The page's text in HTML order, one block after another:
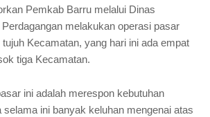
Pemkab Barru melalui Dinas
melakukan operasi pasar
Kecamatan, yang hari ini ada empat
tiga Kecamatan.
ini adalah merespon kebutuhan
ini banyak keluhan mengenai atas